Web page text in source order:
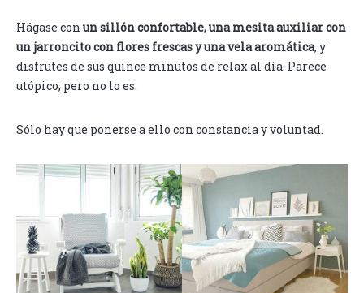
Hágase con un sillón confortable, una mesita auxiliar con
un jarroncito con flores frescas y una vela aromática, y
disfrutes de sus quince minutos de relax al día. Parece
utópico, pero no lo es.
Sólo hay que ponerse a ello con constancia y voluntad.